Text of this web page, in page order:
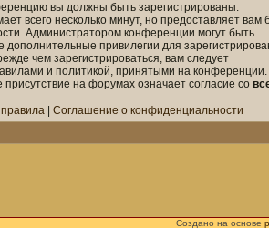
вы должны быть зарегистрированы.
всего несколько минут, но предоставляет вам
Администратором конференции могут быть
дополнительные привилегии для
чем зарегистрироваться, вам следует
и политикой, принятыми на конференции.
на форумах означает согласие со
Соглашение о конфиденциальности
Создано на основе